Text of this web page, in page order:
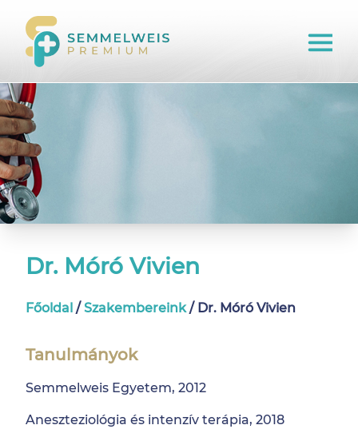
Dr. Móró Vivien
Főoldal / Szakembereink /Dr. Móró Vivien
Tanulmányok
Semmelweis Egyetem, 2012
Aneszteziológia és intenzív terápia, 2018